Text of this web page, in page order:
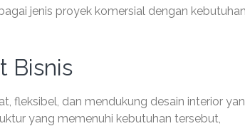
jenis proyek komersial dengan kebutuhan
Bisnis
fleksibel, dan mendukung desain interior
yang memenuhi kebutuhan tersebut,